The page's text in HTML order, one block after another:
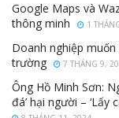
Google Maps và
thông minh
1
Doanh nghiệp
trường
7 THÁNG 9,
Ông Hồ Minh Sơn:
đá’ hại người – ‘Lấy